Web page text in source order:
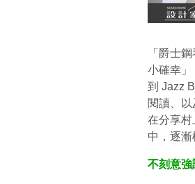
「爵士
小確幸」
到 Jazz
閱讀、
在分享村
中，逐漸
不刻意強